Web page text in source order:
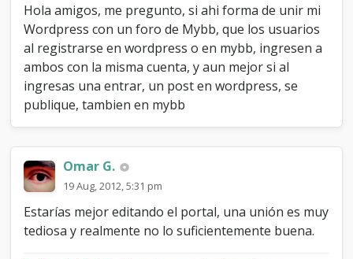
y
b
b
?
Hola amigos, me pregunto, si ahi forma de unir mi
Wordpress con un foro de Mybb, que los usuarios
al registrarse en wordpress o en mybb, ingresen a
ambos con la misma cuenta, y aun mejor si al
ingresas una entrar, un post en wordpress, se
publique, tambien en mybb
Omar G.
19 Aug, 2012, 5:31 pm
Estarías mejor editando el portal, una unión es muy
tediosa y realmente no lo suficientemente buena.